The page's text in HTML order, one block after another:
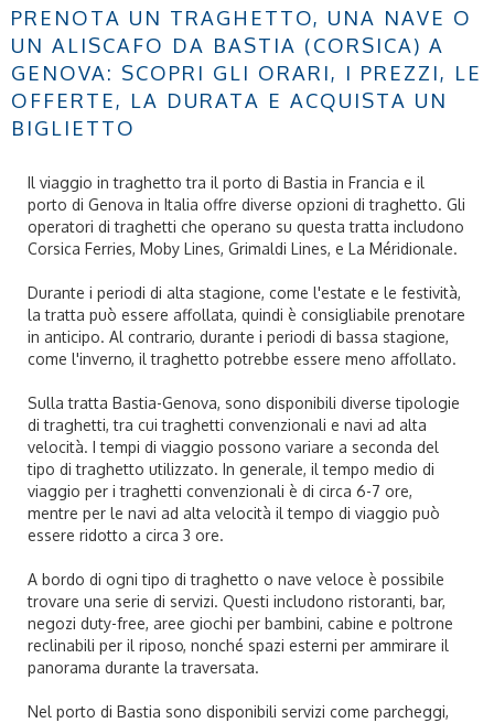
PRENOTA UN TRAGHETTO, UNA NAVE O
UN ALISCAFO DA BASTIA (CORSICA) A
GENOVA: SCOPRI GLI ORARI, I PREZZI, LE
OFFERTE, LA DURATA E ACQUISTA UN
BIGLIETTO
Il viaggio in traghetto tra il porto di Bastia in Francia e il
porto di Genova in Italia offre diverse opzioni di traghetto. Gli
operatori di traghetti che operano su questa tratta includono
Corsica Ferries, Moby Lines, Grimaldi Lines, e La Méridionale.
Durante i periodi di alta stagione, come l'estate e le festività,
la tratta può essere affollata, quindi è consigliabile prenotare
in anticipo. Al contrario, durante i periodi di bassa stagione,
come l'inverno, il traghetto potrebbe essere meno affollato.
Sulla tratta Bastia-Genova, sono disponibili diverse tipologie
di traghetti, tra cui traghetti convenzionali e navi ad alta
velocità. I tempi di viaggio possono variare a seconda del
tipo di traghetto utilizzato. In generale, il tempo medio di
viaggio per i traghetti convenzionali è di circa 6-7 ore,
mentre per le navi ad alta velocità il tempo di viaggio può
essere ridotto a circa 3 ore.
A bordo di ogni tipo di traghetto o nave veloce è possibile
trovare una serie di servizi. Questi includono ristoranti, bar,
negozi duty-free, aree giochi per bambini, cabine e poltrone
reclinabili per il riposo, nonché spazi esterni per ammirare il
panorama durante la traversata.
Nel porto di Bastia sono disponibili servizi come parcheggi,